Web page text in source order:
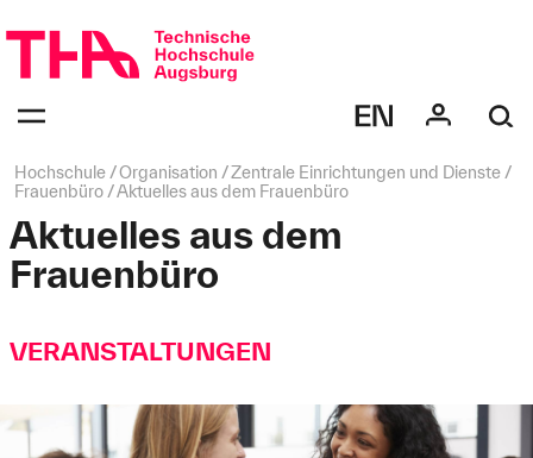
überspringen
bestätigen
des
Menüs
Seitenpfad:
Hochschule Organisation
Zentrale Einrichtungen und Dienste
Frauenbüro
Aktuelles aus dem Frauenbüro
Aktuelles aus dem
Frauenbüro
VERANSTALTUNGEN